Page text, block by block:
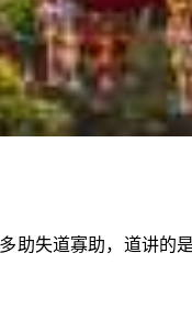
助失道寡助，道讲的